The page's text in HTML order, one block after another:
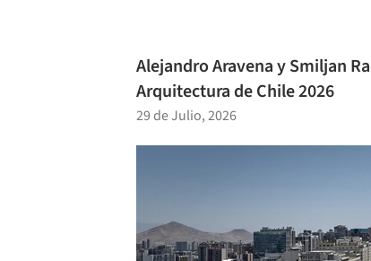
Alejandro Aravena y Smiljan
Arquitectura de Chile 2026
29 de Julio, 2026